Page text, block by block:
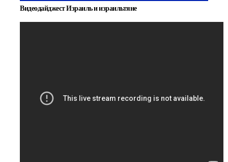
Видеодайджест Израиль и израильтяне